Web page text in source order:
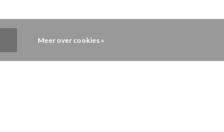
Meer over cookies »